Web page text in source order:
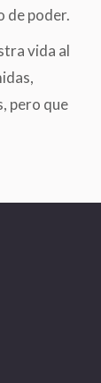
de poder.
vida al
pero que